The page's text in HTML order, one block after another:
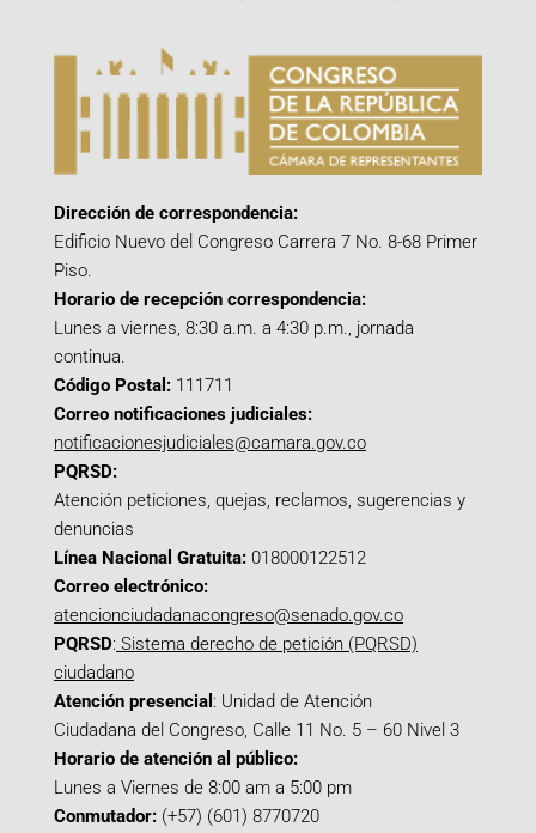
Dirección de correspondencia:
Edificio Nuevo del Congreso Carrera 7 No. 8-68 Primer
Piso.
Horario de recepción correspondencia:
Lunes a viernes, 8:30 a.m. a 4:30 p.m., jornada
continua.
Código Postal: 111711
Correo notificaciones judiciales:
notificacionesjudiciales@camara.gov.co
PQRSD:
Atención peticiones, quejas, reclamos, sugerencias y
denuncias
Línea Nacional Gratuita: 018000122512
Correo electrónico:
atencionciudadanacongreso@senado.gov.co
PQRSD: Sistema derecho de petición (PQRSD)
ciudadano
Atención presencial : Unidad de Atención
Ciudadana del Congreso, Calle 11 No. 5 – 60 Nivel 3
Horario de atención al público:
Lunes a Viernes de 8:00 am a 5:00 pm
Conmutador: (+57) (601) 8770720